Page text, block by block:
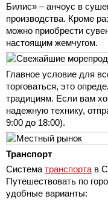
Билис» – анчоус в
производства. Кроме
можно приобрести
настоящим жемчугом.
Главное условие для
торговаться, это
традициям. Если вам
надежную технику,
9:00 до 18:00).
Транспорт
Система транспорта в
Путешествовать по
удобные варианты: